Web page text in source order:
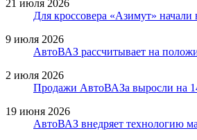
21 июля 2026
Для кроссовера «Азимут» начали
9 июля 2026
АвтоВАЗ рассчитывает на
2 июля 2026
Продажи АвтоВАЗа выросли на
19 июня 2026
АвтоВАЗ внедряет технологию